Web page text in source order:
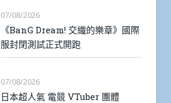
07/08/2026
《BanG Dream! 交織的樂章》國際
服封閉測試正式開跑
07/08/2026
日本超人氣 電競 VTuber 團體